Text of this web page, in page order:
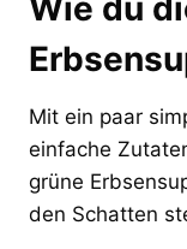
Mit ein paar
einfache
grüne
den Schatten